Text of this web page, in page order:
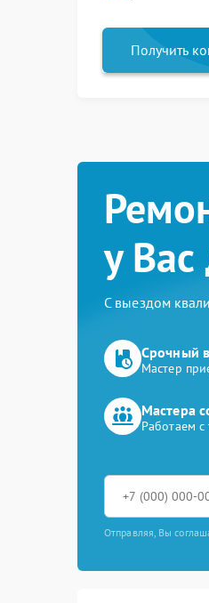
Получить
у
С выездом
Срочный
Мастер
Мастера
Работаем
Отправляя, Вы